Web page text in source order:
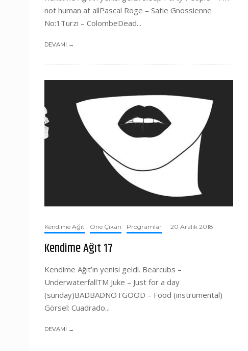
not human at allPascal Roge – Satie Gnossienne
No:1Turzi – ColombeDead...
DEVAMI →
Kendime Ağıt Öne Çıkan Programlar · 20 Aralık 2018
Kendime Ağıt 17
Kendime Ağıt’ın yenisi geldi. Bearcubs –
UnderwaterfallTM Juke – Just for a day
(sunday)BADBADNOTGOOD – Food (instrumental)
Görsel: Cuadrado...
DEVAMI →